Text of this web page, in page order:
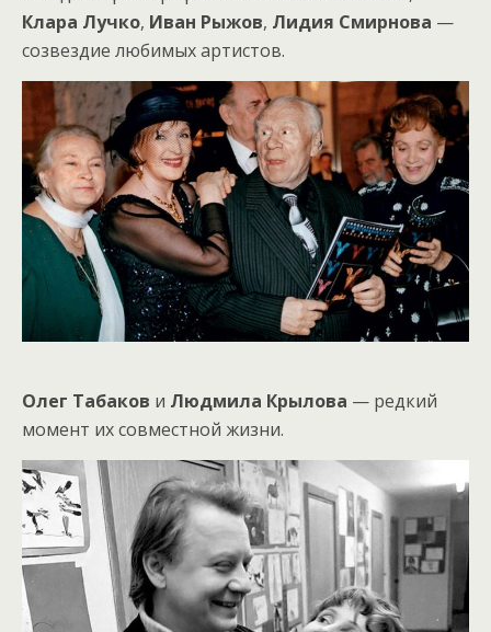
Клара Лучко, Иван Рыжов, Лидия Смирнова —
созвездие любимых артистов.
Олег Табаков и Людмила Крылова — редкий
момент их совместной жизни.